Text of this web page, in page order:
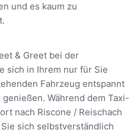
und es kaum zu
& Greet bei der
sich in Ihrem nur für Sie
Fahrzeug entspannt
Während dem Taxi-
nach Riscone / Reischach
sich selbstverständlich